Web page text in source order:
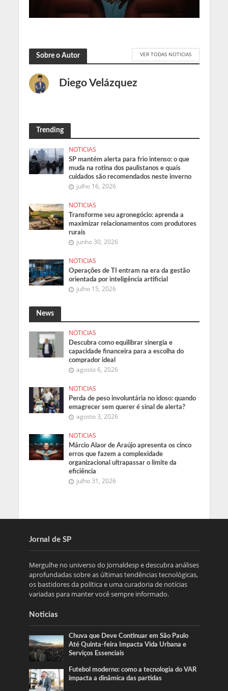
Sobre o Autor VER TODAS NOTICIAS
Diego Velázquez
Trending
NOTICIAS
SP mantém alerta para frio intenso: o que
muda na rotina dos paulistanos e quais
cuidados são recomendados neste inverno
julho 16, 2026
NOTICIAS
Transforme seu agronegócio: aprenda a
maximizar relacionamentos com produtores
rurais
junho 30, 2026
NOTICIAS
Operações de TI entram na era da gestão
orientada por inteligência artificial
julho 15, 2026
News
NOTICIAS
Descubra como equilibrar sinergia e
capacidade financeira para a escolha do
comprador ideal
agosto 6, 2026
NOTICIAS
Perda de peso involuntária no idoso: quando
emagrecer sem querer é sinal de alerta?
agosto 3, 2026
NOTICIAS
Márcio Alaor de Araújo apresenta os cinco
erros que fazem a complexidade
organizacional ultrapassar o limite da
eficiência
julho 31, 2026
Jornal de SP
Mergulhe no universo do Jornaldesp e descubra análises
aprofundadas sobre as últimas tendências tecnológicas,
os bastidores da política e uma curadoria de notícias
variadas para manter você sempre informado.
Noticias
Chuva que Deve Continuar em São Paulo
Até Quinta‑feira Impacta Vida Urbana e
Serviços Essenciais
Futebol moderno: como a tecnologia do VAR
impacta a dinâmica das partidas